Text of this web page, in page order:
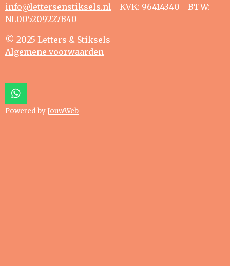
info@lettersenstiksels.nl - KVK: 96414340 - BTW:
NL005209227B40
© 2025 Letters & Stiksels
Algemene voorwaarden
W
h
a
Powered byJouwWeb